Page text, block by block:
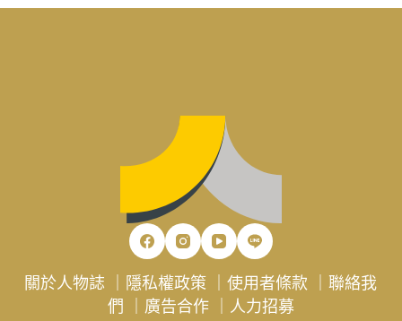
關於人物誌 隱私權政策 ｜使用者條款 ｜聯絡我
們
廣告合作｜ 人力招募